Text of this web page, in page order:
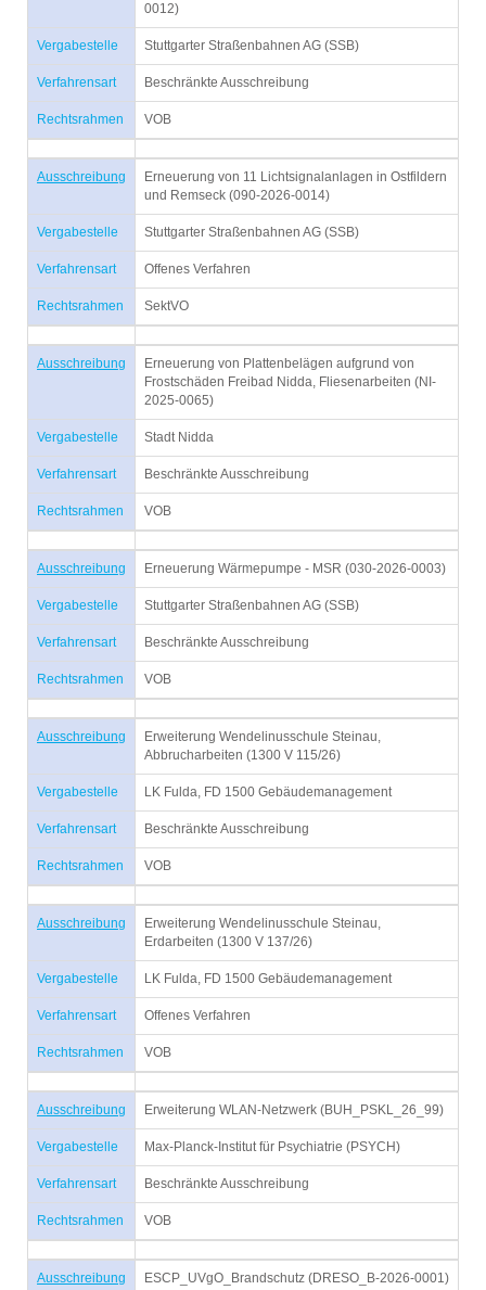
0012)
Vergabestelle Stuttgarter Straßenbahnen AG (SSB)
Verfahrensart Beschränkte Ausschreibung
Rechtsrahmen VOB
Ausschreibung
Erneuerung von 11 Lichtsignalanlagen in Ostfildern
und Remseck (090-2026-0014)
Vergabestelle Stuttgarter Straßenbahnen AG (SSB)
Verfahrensart Offenes Verfahren
Rechtsrahmen SektVO
Ausschreibung
Erneuerung von Plattenbelägen aufgrund von
Frostschäden Freibad Nidda, Fliesenarbeiten (NI-
2025-0065)
Vergabestelle Stadt Nidda
Verfahrensart Beschränkte Ausschreibung
Rechtsrahmen VOB
Ausschreibung Erneuerung Wärmepumpe - MSR (030-2026-0003)
Vergabestelle Stuttgarter Straßenbahnen AG (SSB)
Verfahrensart Beschränkte Ausschreibung
Rechtsrahmen VOB
Ausschreibung
Erweiterung Wendelinusschule Steinau,
Abbrucharbeiten (1300 V 115/26)
Vergabestelle LK Fulda, FD 1500 Gebäudemanagement
Verfahrensart Beschränkte Ausschreibung
Rechtsrahmen VOB
Ausschreibung
Erweiterung Wendelinusschule Steinau,
Erdarbeiten (1300 V 137/26)
Vergabestelle LK Fulda, FD 1500 Gebäudemanagement
Verfahrensart Offenes Verfahren
Rechtsrahmen VOB
Ausschreibung Erweiterung WLAN-Netzwerk (BUH_PSKL_26_99)
Vergabestelle Max-Planck-Institut für Psychiatrie (PSYCH)
Verfahrensart Beschränkte Ausschreibung
Rechtsrahmen VOB
Ausschreibung ESCP_UVgO_Brandschutz (DRESO_B-2026-0001)